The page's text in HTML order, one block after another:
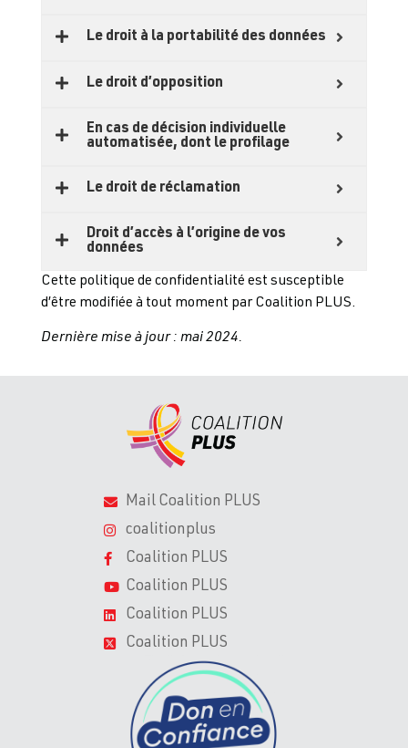
Le droit à la portabilité des données
Le droit d’opposition
En cas de décision individuelle
automatisée, dont le profilage
Le droit de réclamation
Droit d’accès à l’origine de vos
données
Cette politique de confidentialité est susceptible
d’être modifiée à tout moment par Coalition PLUS.
Dernière mise à jour : mai 2024.
Mail Coalition PLUS
coalitionplus
Coalition PLUS
Coalition PLUS
Coalition PLUS
Coalition PLUS